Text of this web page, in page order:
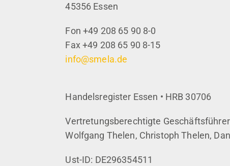
45356 Essen
Fon +49 208 65 90 8-0
Fax +49 208 65 90 8-15
info@smela.de
Handelsregister Essen • HRB 30706
Vertretungsberechtigte
Wolfgang Thelen, Christoph Thelen,
Ust-ID: DE296354511